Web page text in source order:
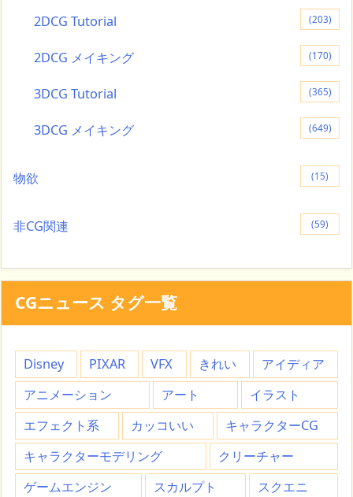
2DCG Tutorial
(203)
2DCG メイキング (170)
3DCG Tutorial (365)
3DCG メイキング (649)
物欲 (15)
非CG関連 (59)
CGニュース タグ一覧
Disney PIXAR VFX きれい
アイディア
アニメーション
アート
イラスト
エフェクト系
カッコいい
キャラクターCG
キャラクターモデリング
クリーチャー
ゲームエンジン
スカルプト
スクエニ